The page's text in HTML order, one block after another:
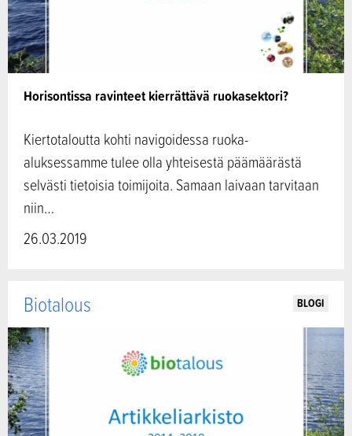
Horisontissa ravinteet kierrättävä ruokasektori?
Kiertotaloutta kohti navigoidessa ruoka-
aluksessamme tulee olla yhteisestä päämäärästä
selvästi tietoisia toimijoita. Samaan laivaan tarvitaan
niin…
26.03.2019
Biotalous BLOGI